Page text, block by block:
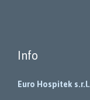
Info
Euro Hospitek s.r.l.